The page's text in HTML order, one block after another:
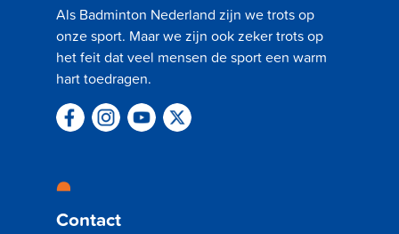
Als Badminton Nederland zijn we trots op
onze sport. Maar we zijn ook zeker trots op
het feit dat veel mensen de sport een warm
hart toedragen.
Contact